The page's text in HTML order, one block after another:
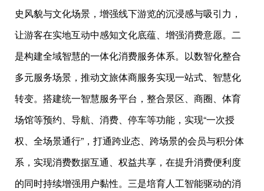
史风貌与文化场景，增强线下游览的沉浸感与吸引力，
让游客在实地互动中感知文化底蕴、增强消费意愿。二
是构建全域智慧的一体化消费服务体系。以数智化整合
多元服务场景，推动文旅体商服务实现一站式、智慧化
转变。搭建统一智慧服务平台，整合景区、商圈、体育
场馆等预约、导航、消费、停车等功能，实现“一次授
权、全场景通行”，打通跨业态、跨场景的会员与积分体
系，实现消费数据互通、权益共享，在提升消费便利度
的同时持续增强用户黏性。三是培育人工智能驱动的消